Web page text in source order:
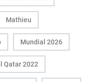
Mathieu
Mundial 2026
Qatar 2022